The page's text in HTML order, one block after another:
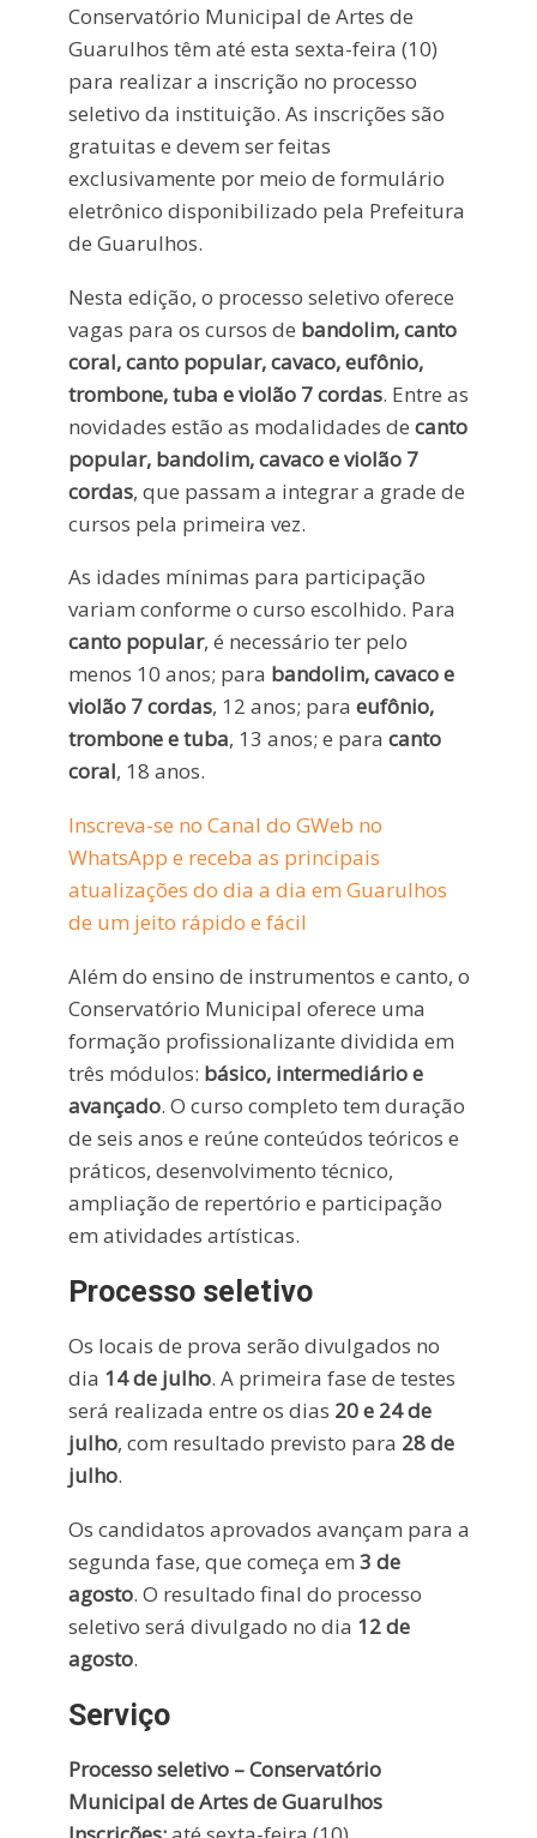
Conservatório Municipal de Artes de
Guarulhos têm até esta sexta-feira (10)
para realizar a inscrição no processo
seletivo da instituição. As inscrições são
gratuitas e devem ser feitas
exclusivamente por meio de formulário
eletrônico disponibilizado pela Prefeitura
de Guarulhos.
Nesta edição, o processo seletivo oferece
vagas para os cursos de bandolim, canto
coral, canto popular, cavaco, eufônio,
trombone, tuba e violão 7 cordas. Entre as
novidades estão as modalidades de canto
popular, bandolim, cavaco e violão 7
cordas, que passam a integrar a grade de
cursos pela primeira vez.
As idades mínimas para participação
variam conforme o curso escolhido. Para
canto popular, é necessário ter pelo
menos 10 anos; para bandolim, cavaco e
violão 7 cordas, 12 anos; para eufônio,
trombone e tuba, 13 anos; e para canto
coral, 18 anos.
Inscreva-se no Canal do GWeb no
WhatsApp e receba as principais
atualizações do dia a dia em Guarulhos
de um jeito rápido e fácil
Além do ensino de instrumentos e canto, o
Conservatório Municipal oferece uma
formação profissionalizante dividida em
três módulos: básico, intermediário e
avançado. O curso completo tem duração
de seis anos e reúne conteúdos teóricos e
práticos, desenvolvimento técnico,
ampliação de repertório e participação
em atividades artísticas.
Processo seletivo
Os locais de prova serão divulgados no
dia 14 de julho. A primeira fase de testes
será realizada entre os dias 20 e 24 de
julho, com resultado previsto para 28 de
julho.
Os candidatos aprovados avançam para a
segunda fase, que começa em 3 de
agosto. O resultado final do processo
seletivo será divulgado no dia 12 de
agosto.
Serviço
Processo seletivo – Conservatório
Municipal de Artes de Guarulhos